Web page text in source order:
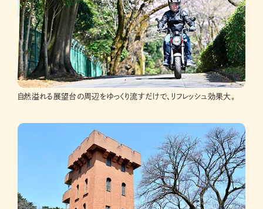
自然溢れる展望台の周辺をゆっくり流すだけで、リフレッシュ効果大。